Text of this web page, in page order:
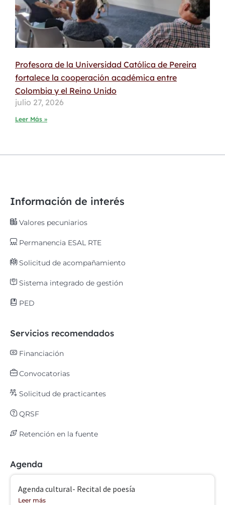
Profesora de la Universidad Católica de Pereira
fortalece la cooperación académica entre
Colombia y el Reino Unido
julio 27, 2026
Leer Más »
Información de interés
Valores pecuniarios
Permanencia ESAL RTE
Solicitud de acompañamiento
Sistema integrado de gestión
PED
Servicios recomendados
Financiación
Convocatorias
Solicitud de practicantes
QRSF
Retención en la fuente
Agenda
Agenda cultural- Recital de poesía
Leer más